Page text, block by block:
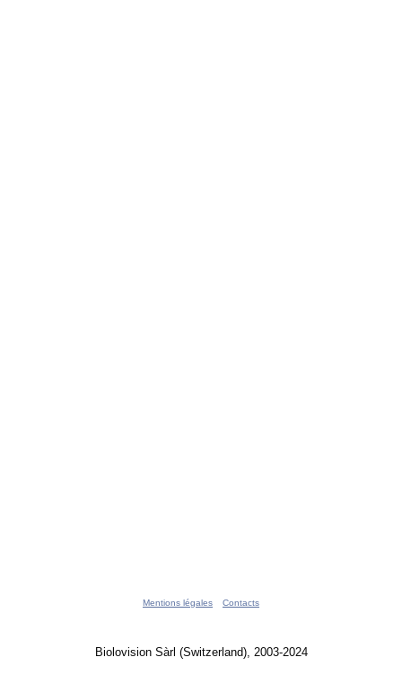
Mentions légales Contacts
Biolovision Sàrl (Switzerland), 2003-2024